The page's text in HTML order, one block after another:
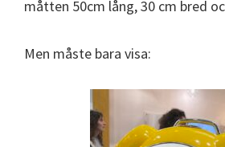
måtten 50cm lång, 30 cm bred
Men måste bara visa: